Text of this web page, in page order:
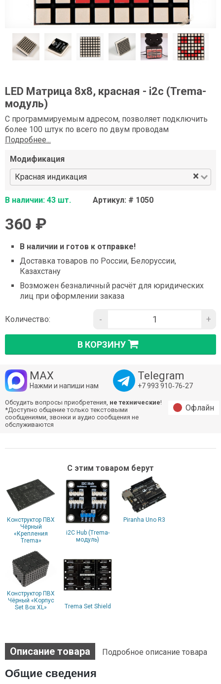
LED Матрица 8x8, красная - i2c (Trema-
модуль)
С программируемым адресом, позволяет подключить
более 100 штук по всего по двум проводам
Подробнее...
Модификация
Красная индикация
×
В наличии: 43 шт. Артикул: # 1050
360 ₽
В наличии и готов к отправке!
Доставка товаров по России, Белоруссии,
Казахстану
Возможен безналичный расчёт для юридических
лиц при оформлении заказа
Количество: - +
В КОРЗИНУ
MAX
Нажми и напиши нам
Telegram
+7 993 910‑76‑27
Обсудить вопросы приобретения, не технические!
*Доступно общение только текстовыми
сообщениями, звонки и аудио сообщения не
обслуживаются
Офлайн
С этим товаром берут
Конструктор ПВХ
Чёрный
«Крепления
Trema»
i2C Hub (Trema-
модуль)
Piranha Uno R3
Конструктор ПВХ
Чёрный «Корпус
Set Box XL»
Trema Set Shield
Описание товара Подробное описание товара
Общие сведения